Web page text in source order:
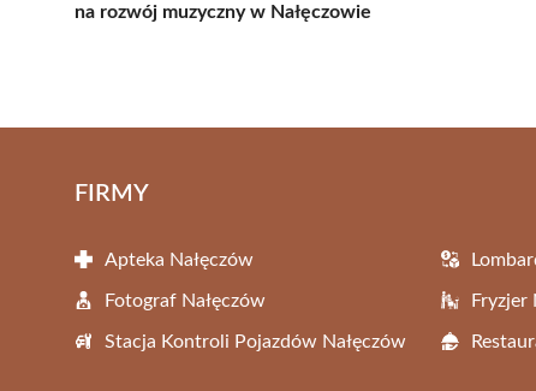
na rozwój muzyczny w Nałęczowie
FIRMY
Apteka Nałęczów
Fotograf Nałęczów Fryzjer
Stacja Kontroli Pojazdów Nałęczów